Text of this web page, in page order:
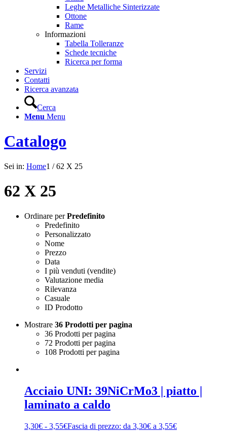
Leghe Metalliche Sinterizzate
Ottone
Rame
Informazioni
Tabella Tolleranze
Schede tecniche
Ricerca per forma
Servizi
Contatti
Ricerca avanzata
Cerca
Menu Menu
Catalogo
Sei in: Home1 / 62 X 25
62 X 25
Ordinare perPredefinito
Predefinito
Personalizzato
Nome
Prezzo
Data
I più venduti (vendite)
Valutazione media
Rilevanza
Casuale
ID Prodotto
Mostrare 36 Prodotti per pagina
36 Prodotti per pagina
72 Prodotti per pagina
108 Prodotti per pagina
Acciaio UNI: 39NiCrMo3 | piatto |
laminato a caldo
3,30€ - 3,55€Fascia di prezzo: da 3,30€ a 3,55€